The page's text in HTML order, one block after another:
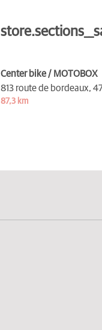
Center bike / MOTOBOX
813 route de bordeaux,
87,3 km